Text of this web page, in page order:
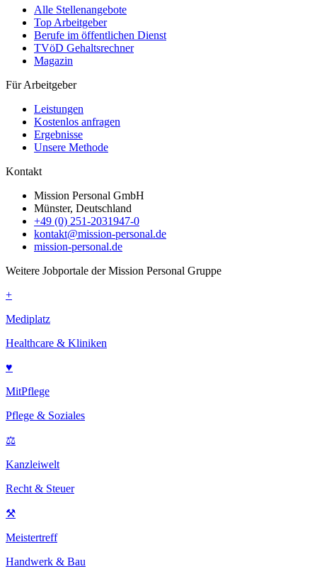
Alle Stellenangebote
Top Arbeitgeber
Berufe im öffentlichen Dienst
TVöD Gehaltsrechner
Magazin
Für Arbeitgeber
Leistungen
Kostenlos anfragen
Ergebnisse
Unsere Methode
Kontakt
Mission Personal GmbH
Münster, Deutschland
+49 (0) 251-2031947-0
kontakt@mission-personal.de
mission-personal.de
Weitere Jobportale der Mission Personal Gruppe
+
Mediplatz
Healthcare & Kliniken
♥
MitPflege
Pflege & Soziales
⚖
Kanzleiwelt
Recht & Steuer
⚒
Meistertreff
Handwerk & Bau